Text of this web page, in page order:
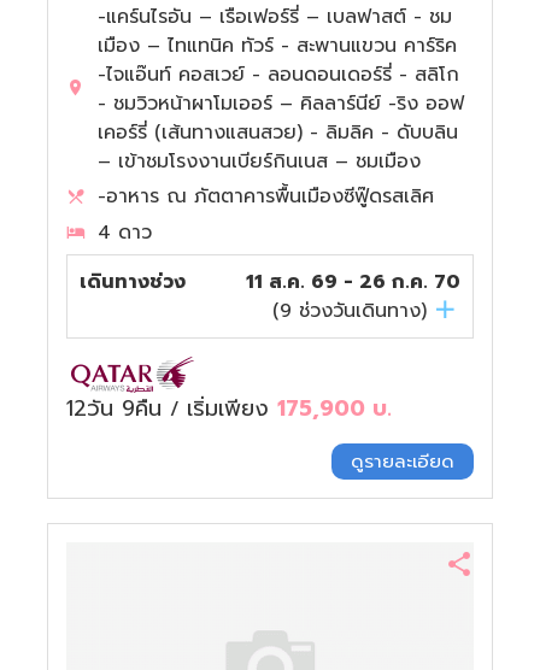
-แคร์นไรอัน – เรือเฟอร์รี่ – เบลฟาสต์ - ชม
เมือง – ไทแทนิค ทัวร์ - สะพานแขวน คาร์ริค
-ไจแอ๊นท์ คอสเวย์ - ลอนดอนเดอร์รี่ - สลิโก
- ชมวิวหน้าผาโมเออร์ – คิลลาร์นีย์ -ริง ออฟ
เคอร์รี่ (เส้นทางแสนสวย) - ลิมลิค - ดับบลิน
– เข้าชมโรงงานเบียร์กินเนส – ชมเมือง
-อาหาร ณ ภัตตาคารพื้นเมืองซีฟู๊ดรสเลิศ
4 ดาว
เดินทางช่วง
11 ส.ค. 69 - 26 ก.ค. 70
(9 ช่วงวันเดินทาง)
12วัน 9คืน / เริ่มเพียง 175,900 บ.
ดูรายละเอียด